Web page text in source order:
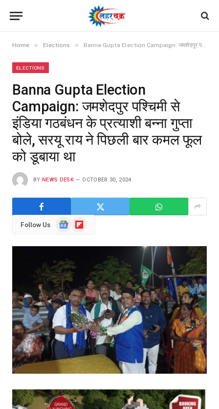
Home » Elections » Banna Gupta Election Campaign: जमशेदपुर पश्चिमी से इंडिया गठबंधन के प्रत्याशी बन्ना गुप्ता बोले, सरयू राय ने पिछली बार कमल फूल को डूबाया था
ELECTIONS
Banna Gupta Election
Campaign: जमशेदपुर पश्चिमी से
इंडिया गठबंधन के प्रत्याशी बन्ना गुप्ता
बोले, सरयू राय ने पिछली बार कमल फूल
को डूबाया था
BY NEWS DESK OCTOBER 30, 2024
Follow Us
GoogleFlipboard